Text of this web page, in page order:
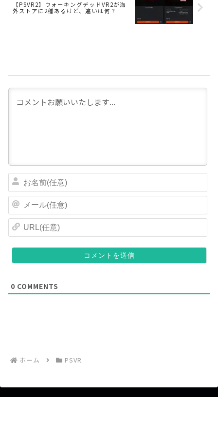
【PSVR2】ウォーキングデッドVR2が海
外ストアに2種あるけど、違いは何？
前
任
)
ル
0 COMMENTS
ホーム PSVR